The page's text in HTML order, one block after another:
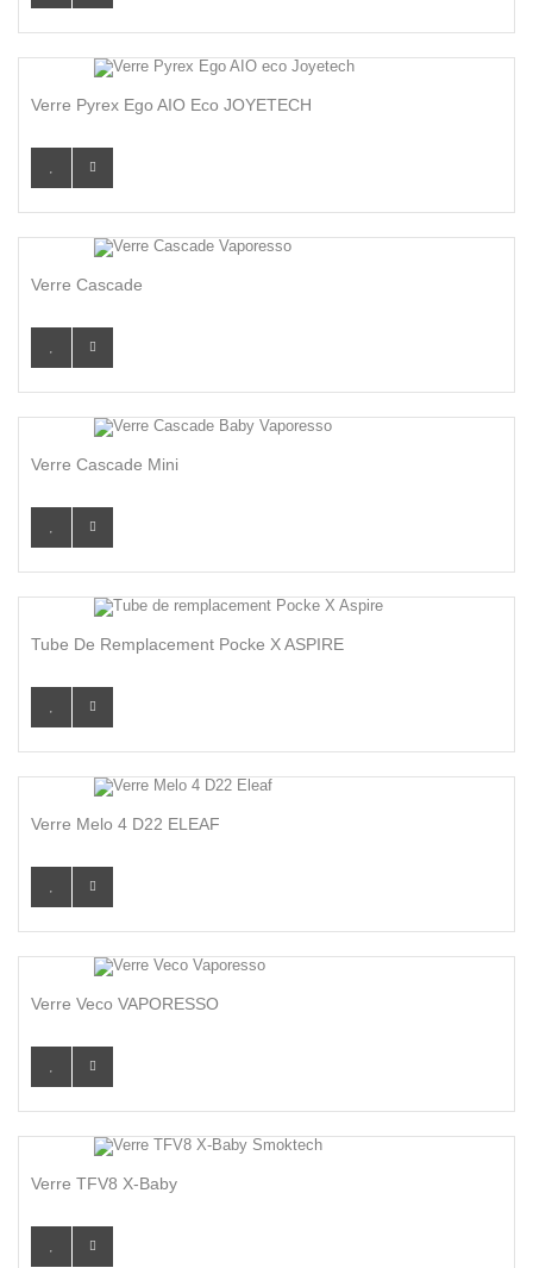
Verre Pyrex Ego AIO Eco JOYETECH
Verre Cascade
Verre Cascade Mini
Tube De Remplacement Pocke X ASPIRE
Verre Melo 4 D22 ELEAF
Verre Veco VAPORESSO
Verre TFV8 X-Baby